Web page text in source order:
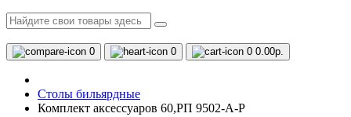
0 0 0 0.00р.
Столы бильярдные
Комплект аксессуаров 60,РП 9502-А-Р